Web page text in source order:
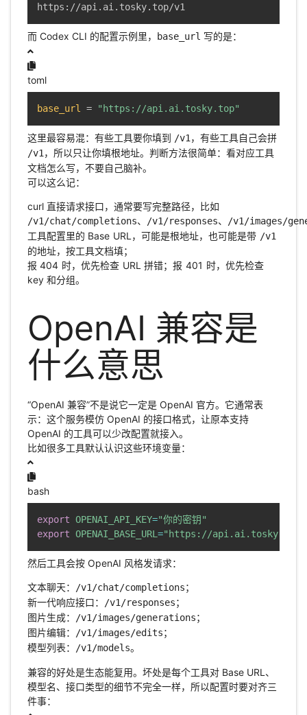
https://api.ai.tosky.top/v1
而 Codex CLI 的配置示例里， base_url 写的是：
toml
base_url = "https://api.ai.tosky.top"
这里最容易混：有些工具要你填到 /v1 ，有些工具自己会拼
/v1 ，所以只让你填根地址。判断方法很简单：看对应工具
文档怎么写，不要自己脑补。
可以这么记：
curl 直接请求接口，通常要写完整路径，比如
/v1/chat/completions、 /v1/responses、 /v1/images/
工具配置里的 Base URL，可能是根地址，也可能是带 /v1
的地址，按工具文档填；
报 404 时，优先检查 URL 拼错；报 401 时，优先检查
key 和分组。
OpenAI 兼容是
什么意思
“OpenAI 兼容”不是说它一定是 OpenAI 官方。它通常表
示：这个服务模仿 OpenAI 的接口格式，让原本支持
OpenAI 的工具可以少改配置就接入。
比如很多工具默认认识这些环境变量：
bash
export OPENAI_API_KEY="你的密钥"
export OPENAI_BASE_URL ="https://api.ai.tosky.top"
然后工具会按 OpenAI 风格发请求：
文本聊天： /v1/chat/completions；
新一代响应接口：
/v1/responses；
图片生成：
/v1/images/generations；
图片编辑：
/v1/images/edits；
模型列表：
/v1/models。
兼容的好处是生态能复用。坏处是每个工具对 Base URL、
模型名、接口类型的细节不完全一样，所以配置时要对齐三
件事：